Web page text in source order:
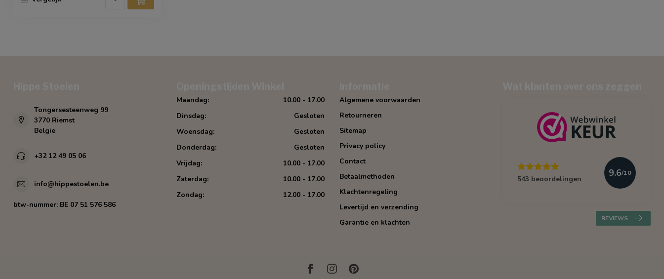
Tongersesteenweg 99
3770 Riemst
Belgie
+32 12 49 05 06
info@hippestoelen.be
btw-nummer: BE 07 51 576 586
Maandag:
10.00 - 17.00
Dinsdag:
Gesloten
Woensdag:
Gesloten
Donderdag:
Gesloten
Vrijdag:
10.00 - 17.00
Zaterdag:
10.00 - 17.00
Zondag:
12.00 - 17.00
Algemene voorwaarden
Retourneren
Sitemap
Privacy policy
Contact
Betaalmethoden
Klachtenregeling
Levertijd en verzending
Garantie en klachten
543 beoordelingen
9.6/10
REVIEWS